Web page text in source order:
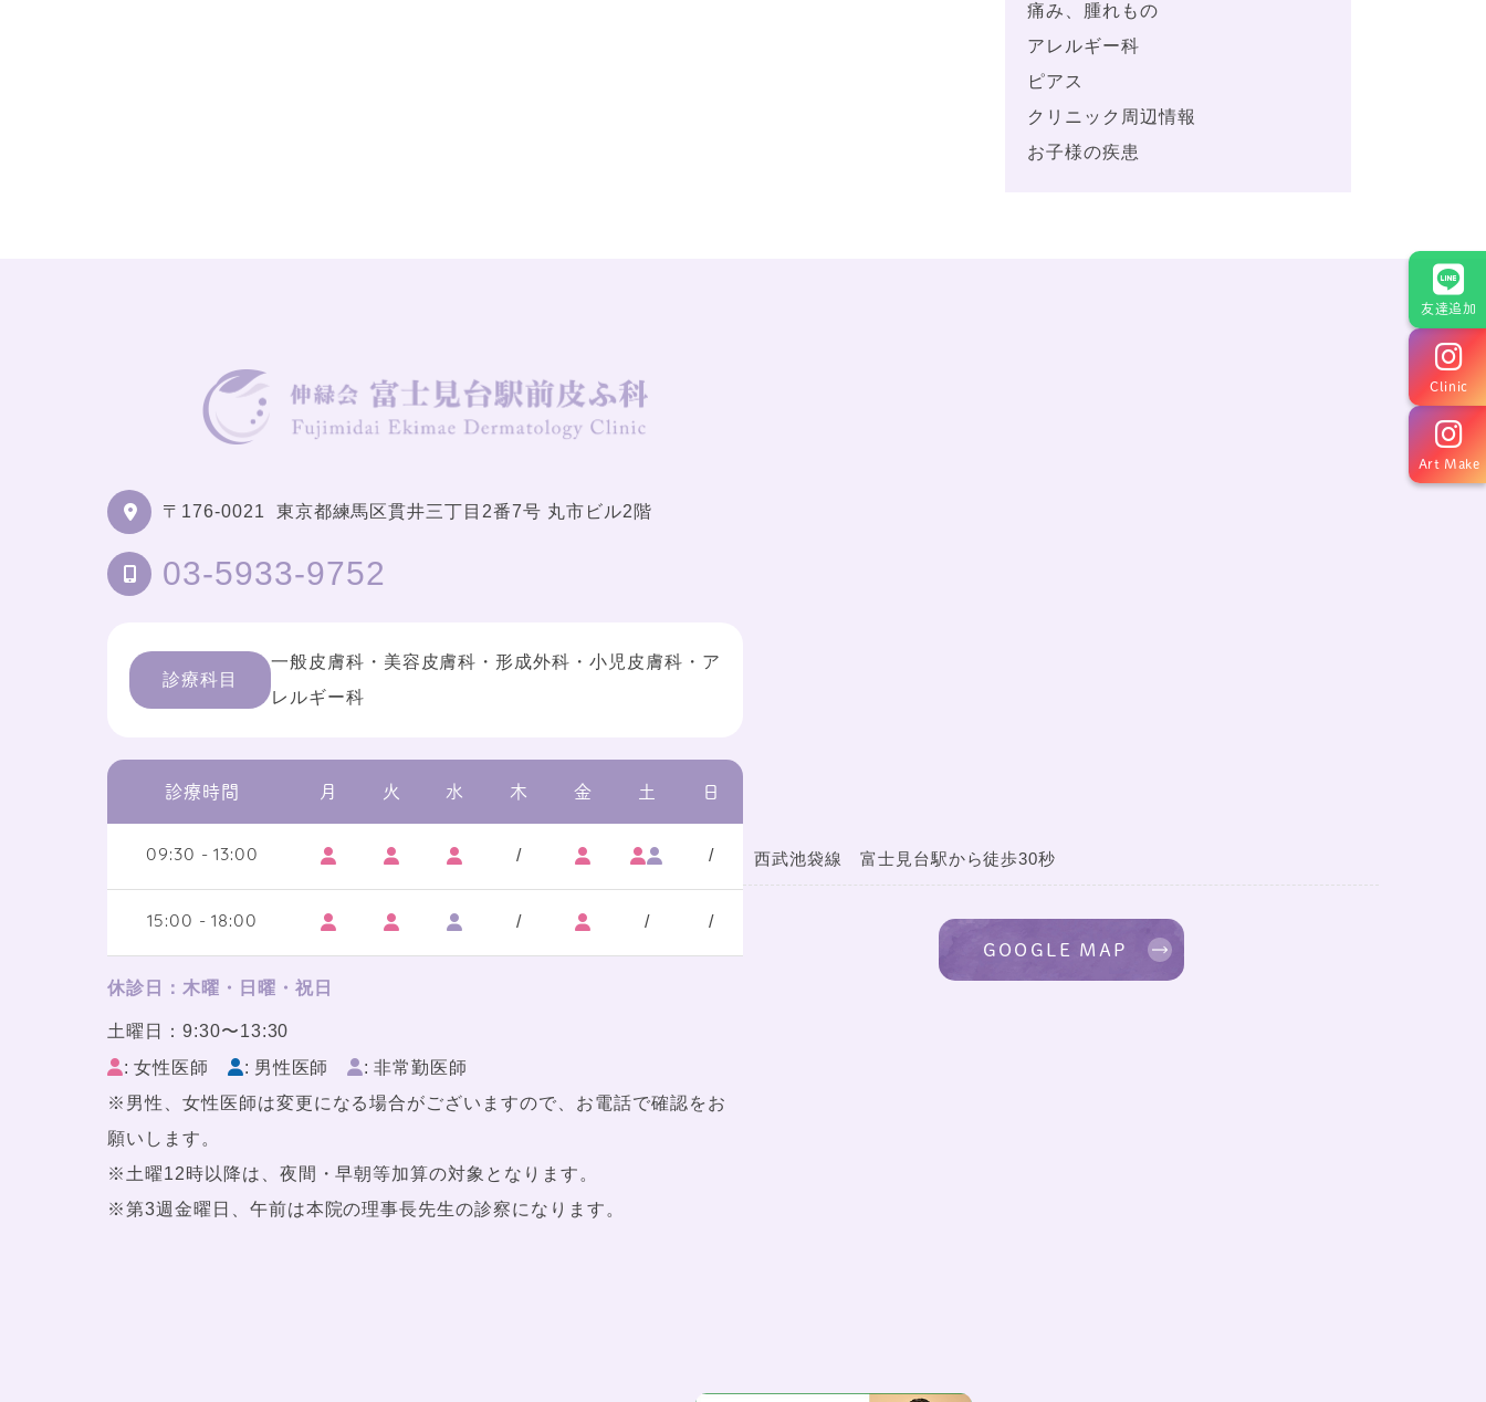
友達追加
Clinic
Art Make
痛み、腫れもの
アレルギー科
ピアス
クリニック周辺情報
お子様の疾患
〒176-0021 東京都練馬区貫井三丁目2番7号 丸市ビル2階
03-5933-9752
診療科目
一般皮膚科・美容皮膚科・形成外科・小児皮膚科・ア
レルギー科
診療時間 月 火 水 木 金 土 日
09:30 - 13:00 / /
15:00 - 18:00 / / /
休診日：木曜・日曜・祝日
土曜日：9:30〜13:30
: 女性医師
: 男性医師
: 非常勤医師
※男性、女性医師は変更になる場合がございますので、お電話で確認をお
願いします。
※土曜12時以降は、夜間・早朝等加算の対象となります。
※第3週金曜日、午前は本院の理事長先生の診察になります。
西武池袋線 富士見台駅から徒歩30秒
GOOGLE MAP